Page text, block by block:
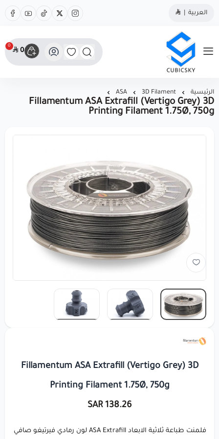
العربية
مؤسسة كيوبك سكاي
0
0
الرئيسية 3D Filament
ASA
Fillamentum ASA Extrafill (Vertigo Grey) 3D
Printing Filament 1.75Ø, 750g
Fillamentum ASA Extrafill (Vertigo Grey) 3D
Printing Filament 1.75Ø, 750g
138.26 SAR
فلمنت طباعة ثلاثية الابعاد ASA Extrafill لون رمادي فيرتيغو صافي